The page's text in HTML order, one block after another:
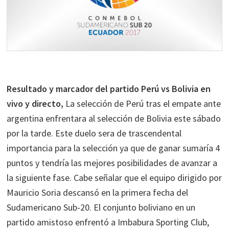
Resultado y marcador del partido Perú vs Bolivia en
vivo y directo, La selección de Perú tras el empate ante
argentina enfrentara al selección de Bolivia este sábado
por la tarde. Este duelo sera de trascendental
importancia para la selección ya que de ganar sumaría 4
puntos y tendría las mejores posibilidades de avanzar a
la siguiente fase. Cabe señalar que el equipo dirigido por
Mauricio Soria descansó en la primera fecha del
Sudamericano Sub-20. El conjunto boliviano en un
partido amistoso enfrentó a Imbabura Sporting Club,